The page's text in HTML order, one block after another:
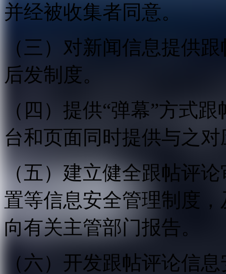
并经被收集者同意。
（三）对新闻信息提供
后发制度。
（四）提供“弹幕”方式
台和页面同时提供与之
（五）建立健全跟帖评
置等信息安全管理制度
向有关主管部门报告。
（六）开发跟帖评论信